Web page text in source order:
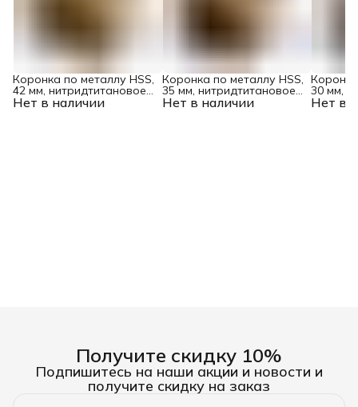
Нет в наличии
Коронка по металлу HSS,
42 мм, нитридтитановое
покрытие Denzel Нет в наличии
Коронка по металлу HSS,
35 мм, нитридтитановое
покрытие Denzel Нет в
30 мм,
Получите скидку 10%
Подпишитесь на наши акции и новости и
получите скидку на заказ